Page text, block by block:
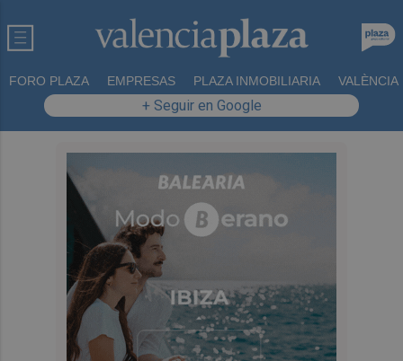
FORO PLAZA EMPRESAS PLAZA INMOBILIARIA VALÈNCIA
+ Seguir en Google